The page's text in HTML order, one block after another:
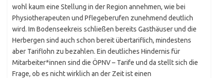
wohl kaum eine Stellung in der Region annehmen, wie bei
Physiotherapeuten und Pflegeberufen zunehmend deutlich
wird. Im Bodenseekreis schließen bereits Gasthäuser und die
Herbergen sind auch schon bereit übertariflich, mindestens
aber Tariflohn zu bezahlen. Ein deutliches Hindernis für
Mitarbeiter*innen sind die ÖPNV – Tarife und da stellt sich die
Frage, ob es nicht wirklich an der Zeit ist einen